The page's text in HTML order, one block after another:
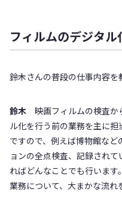
フィルムのデジタル
――鈴木さんの普段の仕事内容を
鈴木 映画フィルムの検査か
ル化を行う前の業務を主に
ですので、例えば博物館な
ョンの全点検査、記録され
ればどんなことでも行いま
業務について、大まかな流れ